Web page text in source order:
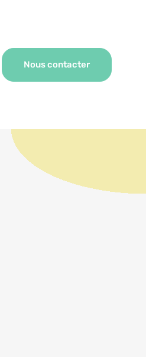
Nous contacter